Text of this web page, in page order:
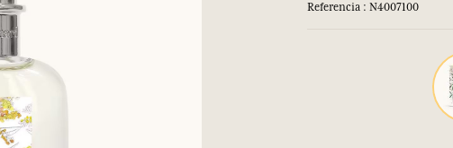
Referencia : N4007100